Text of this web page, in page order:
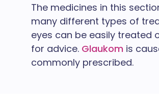
The medicines in this
many different types of
eyes can be easily treated
for advice. Glaukom is
commonly prescribed.